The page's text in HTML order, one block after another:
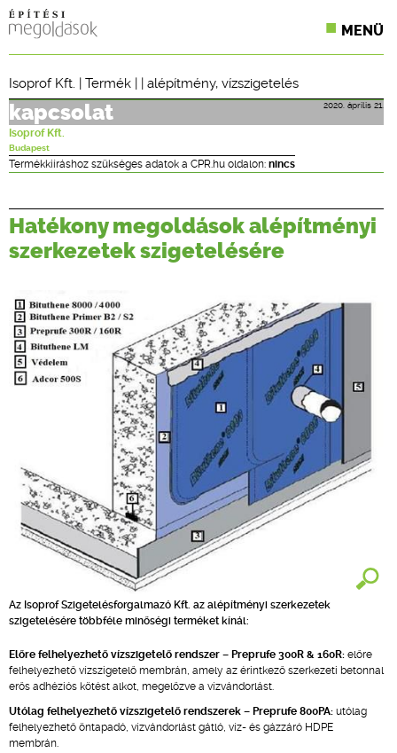
MENÜ
ONLINE KÉPZÉSEK
TERVEZÉSI SEGÉDLETEK
Isoprof Kft. | Termék | | alépítmény, vízszigetelés
2020. április 21.
kapcsolat
Isoprof Kft.
Budapest
Termékkiíráshoz szükséges adatok a CPR.hu oldalon: nincs
Hatékony megoldások alépítményi
szerkezetek szigetelésére
Az Isoprof Szigetelésforgalmazó Kft. az alépítményi szerkezetek
szigetelésére többféle minőségi terméket kínál:
Előre felhelyezhető vízszigetelő rendszer – Preprufe 300R & 160R: előre
felhelyezhető vízszigetelő membrán, amely az érintkező szerkezeti betonnal
erős adhéziós kötést alkot, megelőzve a vízvándorlást.
Utólag felhelyezhető vízszigetelő rendszerek – Preprufe 800PA: utólag
felhelyezhető öntapadó, vízvándorlást gátló, víz- és gázzáró HDPE
membrán.